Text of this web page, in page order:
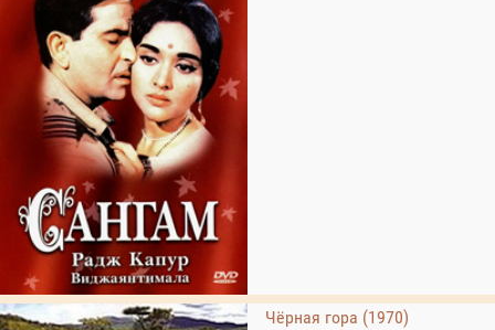
Чёрная гора (1970)